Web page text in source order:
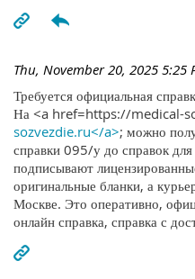
Thu, November 20, 2025 5:25
Требуется официальная
На <a href=https://medical-
sozvezdie.ru</a>; можно
справки 095/у до справок
подписывают
оригинальные бланки, а
Москве. Это оперативно,
онлайн справка, справка с